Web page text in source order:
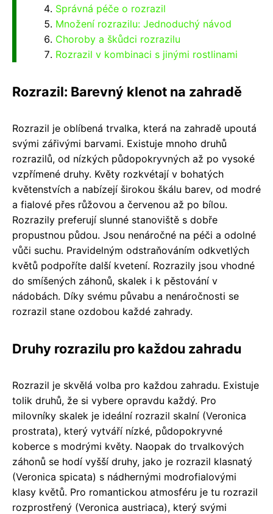
Správná péče o rozrazil
Množení rozrazilu: Jednoduchý návod
Choroby a škůdci rozrazilu
Rozrazil v kombinaci s jinými rostlinami
Rozrazil: Barevný klenot na zahradě
Rozrazil je oblíbená trvalka, která na zahradě upoutá
svými zářivými barvami. Existuje mnoho druhů
rozrazilů, od nízkých půdopokryvných až po vysoké
vzpřímené druhy. Květy rozkvétají v bohatých
květenstvích a nabízejí širokou škálu barev, od modré
a fialové přes růžovou a červenou až po bílou.
Rozrazily preferují slunné stanoviště s dobře
propustnou půdou. Jsou nenáročné na péči a odolné
vůči suchu. Pravidelným odstraňováním odkvetlých
květů podpoříte další kvetení. Rozrazily jsou vhodné
do smíšených záhonů, skalek i k pěstování v
nádobách. Díky svému půvabu a nenáročnosti se
rozrazil stane ozdobou každé zahrady.
Druhy rozrazilu pro každou zahradu
Rozrazil je skvělá volba pro každou zahradu. Existuje
tolik druhů, že si vybere opravdu každý. Pro
milovníky skalek je ideální rozrazil skalní (Veronica
prostrata), který vytváří nízké, půdopokryvné
koberce s modrými květy. Naopak do trvalkových
záhonů se hodí vyšší druhy, jako je rozrazil klasnatý
(Veronica spicata) s nádhernými modrofialovými
klasy květů. Pro romantickou atmosféru je tu rozrazil
rozprostřený (Veronica austriaca), který svými